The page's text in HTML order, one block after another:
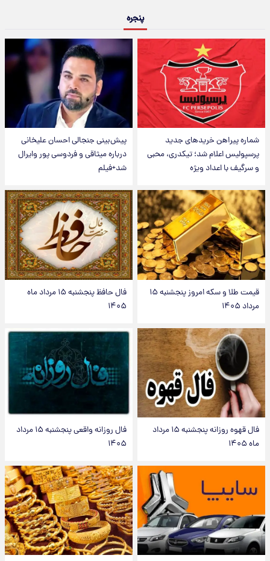
پنجره
شماره پیراهن خریدهای جدید
پرسپولیس اعلام شد؛ تیکدری، محبی
و سرگیف با اعداد ویژه
پیش‌بینی جنجالی احسان علیخانی
درباره میثاقی و فردوسی پور وایرال
شد+فیلم
قیمت طلا و سکه امروز پنجشنبه ۱۵
مرداد ۱۴۰۵
فال حافظ پنجشنبه ۱۵ مرداد ماه
۱۴۰۵
فال قهوه روزانه پنجشنبه ۱۵ مرداد
ماه ۱۴۰۵
فال روزانه واقعی پنجشنبه ۱۵ مرداد
۱۴۰۵